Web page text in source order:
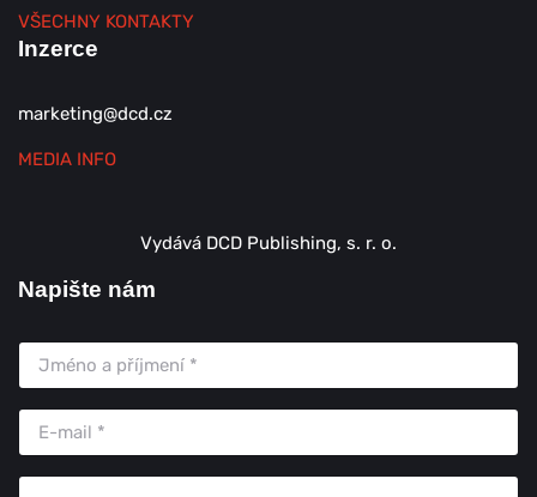
VŠECHNY KONTAKTY
Inzerce
marketing@dcd.cz
MEDIA INFO
Vydává DCD Publishing, s. r. o.
Napište nám